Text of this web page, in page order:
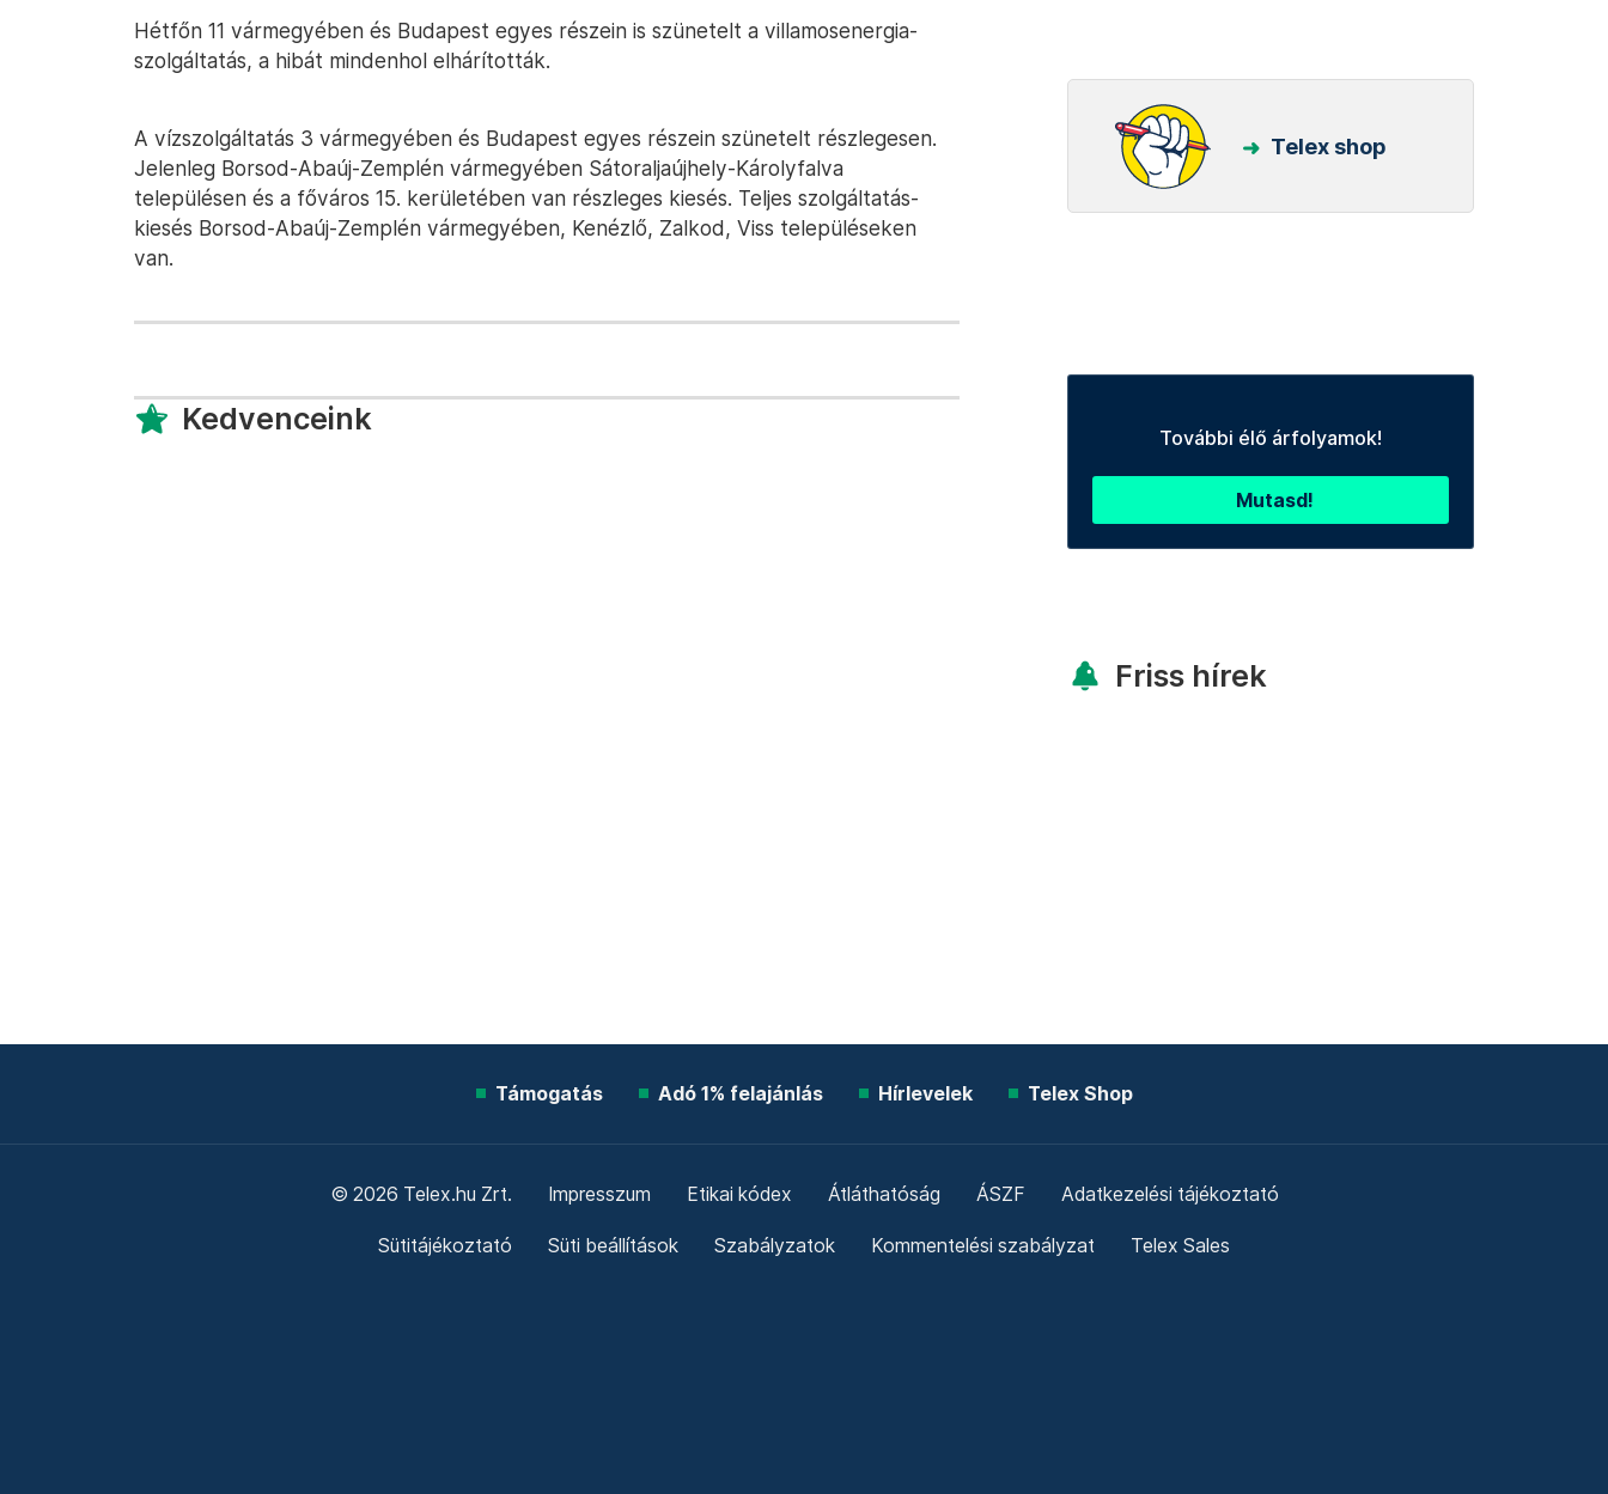
Hétfőn 11 vármegyében és Budapest egyes részein is szünetelt a villamosenergia-
szolgáltatás, a hibát mindenhol elhárították.
A vízszolgáltatás 3 vármegyében és Budapest egyes részein szünetelt részlegesen.
Jelenleg Borsod-Abaúj-Zemplén vármegyében Sátoraljaújhely-Károlyfalva
településen és a főváros 15. kerületében van részleges kiesés. Teljes szolgáltatás-
kiesés Borsod-Abaúj-Zemplén vármegyében, Kenézlő, Zalkod, Viss településeken
van.
Kedvenceink
Telex shop
További élő árfolyamok!
Mutasd!
Friss hírek
Támogatás Adó 1% felajánlás Hírlevelek Telex Shop
© 2026 Telex.hu Zrt. Impresszum Etikai kódex Átláthatóság ÁSZF Adatkezelési tájékoztató
Sütitájékoztató Süti beállítások Szabályzatok Kommentelési szabályzat Telex Sales